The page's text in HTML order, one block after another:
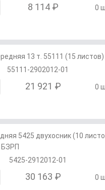
8 114 ₽ 0
13 т. 55111 (15
55111-2902012-01
21 921 ₽ 0
5425 двухосник (10
5425-2912012-01
30 163 ₽ 0